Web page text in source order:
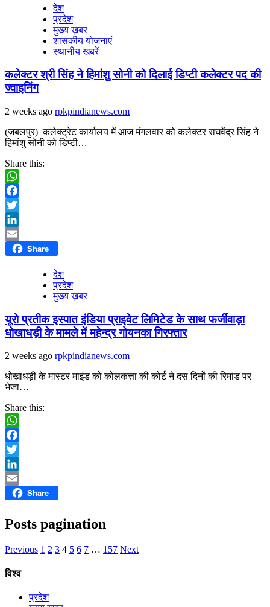
देश
प्रदेश
मुख्य ख़बर
शासकीय योजनाएं
स्थानीय खबरें
कलेक्टर श्री सिंह ने हिमांशु सोनी को दिलाई डिप्टी कलेक्टर पद की
ज्वाइनिंग
2 weeks ago rpkpindianews.com
(जबलपुर) कलेक्ट्रेट कार्यालय में आज मंगलवार को कलेक्टर राघवेंद्र सिंह ने
हिमांशु सोनी को डिप्टी…
Share this:
WhatsApp
Facebook
Twitter
LinkedIn
Email Share
देश
प्रदेश
मुख्य ख़बर
यूरो प्रतीक इस्पात इंडिया प्राइवेट लिमिटेड के साथ फर्जीवाड़ा
धोखाधड़ी के मामले में महेन्द्र गोयनका गिरफ्तार
2 weeks ago rpkpindianews.com
धोखाधड़ी के मास्टर माइंड को कोलकत्ता की कोर्ट ने दस दिनों की रिमांड पर
भेजा…
Share this:
WhatsApp
Facebook
Twitter
LinkedIn
Email Share
Posts pagination
Previous 1 2 3 4 5 6 7 … 157 Next
विश्व
प्रदेश